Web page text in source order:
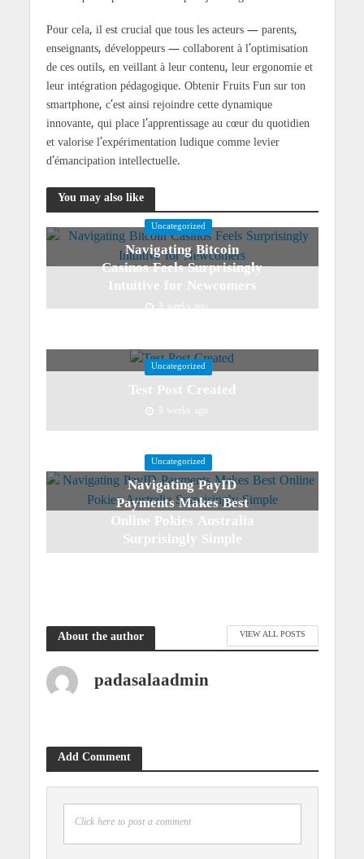
Pour cela, il est crucial que tous les acteurs — parents,
enseignants, développeurs — collaborent à l’optimisation
de ces outils, en veillant à leur contenu, leur ergonomie et
leur intégration pédagogique. Obtenir Fruits Fun sur ton
smartphone, c’est ainsi rejoindre cette dynamique
innovante, qui place l’apprentissage au cœur du quotidien
et valorise l’expérimentation ludique comme levier
d’émancipation intellectuelle.
You may also like
Uncategorized
Navigating Bitcoin
Casinos Feels Surprisingly
Intuitive for Newcomers
3 weeks ago
Uncategorized
Test Post Created
3 weeks ago
Uncategorized
Navigating PayID
Payments Makes Best
Online Pokies Australia
Surprisingly Simple
About the author VIEW ALL POSTS
padasalaadmin
Add Comment
Click here to post a comment